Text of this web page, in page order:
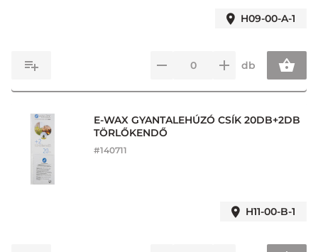
H09-00-A-1
db
E-WAX GYANTALEHÚZÓ CSÍK 20DB+2DB
TÖRLŐKENDŐ
#140711
H11-00-B-1